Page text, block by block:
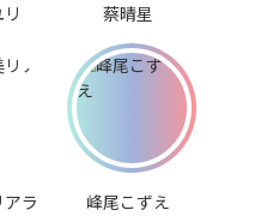
蔡晴星
ラ 峰尾こずえ